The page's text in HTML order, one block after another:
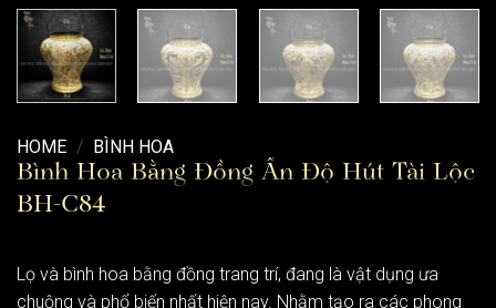
HOME / BÌNH HOA
Bình Hoa Bằng Đồng Ấn Độ Hút Tài Lộc
BH-C84
Lọ và bình hoa bằng đồng trang trí, đang là vật dụng ưa
chuộng và phổ biến nhất hiện nay. Nhằm tạo ra các phong